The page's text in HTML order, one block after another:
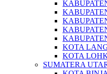
KOTA
KOTA
SUMATERA